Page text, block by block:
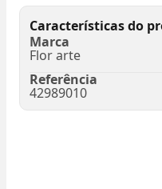
Características do
Marca
Flor arte
Referência
42989010